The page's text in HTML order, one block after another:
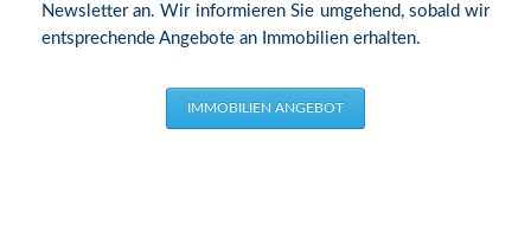
Newsletter an. Wir informieren Sie umgehend, sobald wir
entsprechende Angebote an Immobilien erhalten.
IMMOBILIEN ANGEBOT